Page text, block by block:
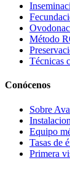
Método
Técnicas
Conócenos
Sobre
Equipo
Tasas de
Primera